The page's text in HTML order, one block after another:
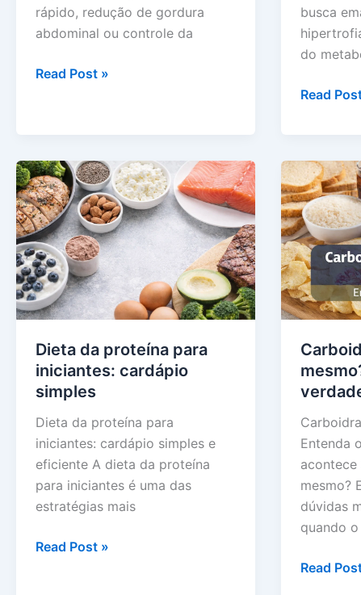
rápido, redução de gordura
abdominal ou controle da
Cortar
perigoso?
Read Post »
busca
do
Proteína
qual
emagrece
mais?
Read
Dieta da proteína para
iniciantes: cardápio
simples
Dieta da proteína para
iniciantes: cardápio simples e
eficiente A dieta da proteína
para iniciantes é uma das
estratégias mais
Dieta
Read Post »
Entenda
mesmo?
dúvidas
quando o
Read